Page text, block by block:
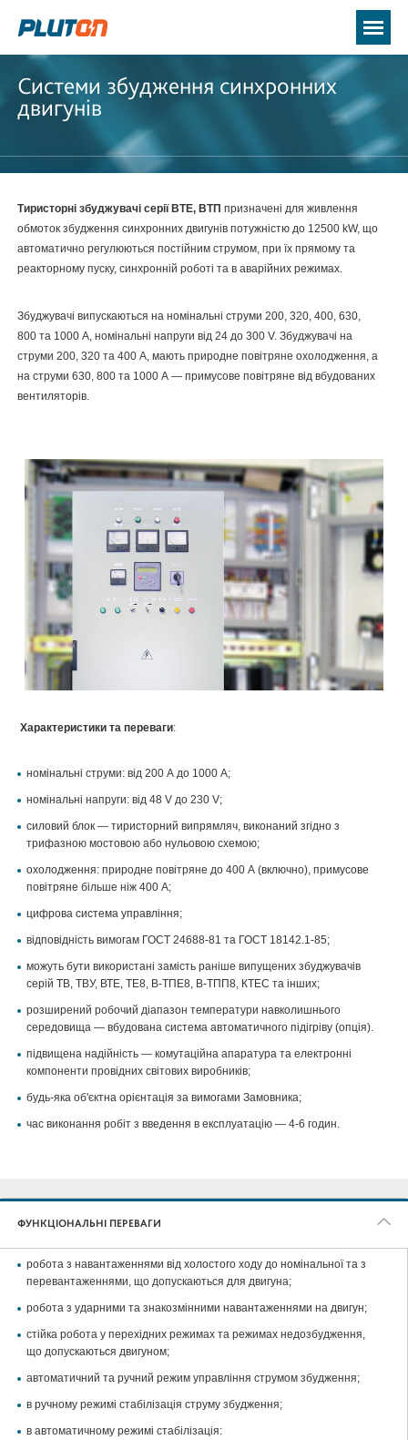
Системи збудження синхронних
двигунів
Тиристорні збуджувачі серії ВТЕ, ВТП призначені для живлення
обмоток збудження синхронних двигунів потужністю до 12500 kW, що
автоматично регулюються постійним струмом, при їх прямому та
реакторному пуску, синхронній роботі та в аварійних режимах.
Збуджувачі випускаються на номінальні струми 200, 320, 400, 630,
800 та 1000 А, номінальні напруги від 24 до 300 V. Збуджувачі на
струми 200, 320 та 400 А, мають природне повітряне охолодження, а
на струми 630, 800 та 1000 А — примусове повітряне від вбудованих
вентиляторів.
Характеристики та переваги:
номінальні струми: від 200 А до 1000 А;
номінальні напруги: від 48 V до 230 V;
силовий блок — тиристорний випрямляч, виконаний згідно з
трифазною мостовою або нульовою схемою;
охолодження: природне повітряне до 400 А (включно), примусове
повітряне більше ніж 400 А;
цифрова система управління;
відповідність вимогам ГОСТ 24688-81 та ГОСТ 18142.1-85;
можуть бути використані замість раніше випущених збуджувачів
серій ТВ, ТВУ, ВТЕ, ТЕ8, В-ТПЕ8, В-ТПП8, КТЕС та інших;
розширений робочий діапазон температури навколишнього
середовища — вбудована система автоматичного підігріву (опція).
підвищена надійність — комутаційна апаратура та електронні
компоненти провідних світових виробників;
будь-яка об'єктна орієнтація за вимогами Замовника;
час виконання робіт з введення в експлуатацію — 4-6 годин.
ФУНКЦІОНАЛЬНІ ПЕРЕВАГИ
робота з навантаженнями від холостого ходу до номінальної та з
перевантаженнями, що допускаються для двигуна;
робота з ударними та знакозмінними навантаженнями на двигун;
стійка робота у перехідних режимах та режимах недозбудження,
що допускаються двигуном;
автоматичний та ручний режим управління струмом збудження;
в ручному режимі стабілізація струму збудження;
в автоматичному режимі стабілізація: